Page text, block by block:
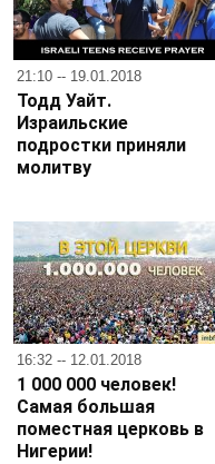
21:10 -- 19.01.2018
Тодд Уайт.
Израильские
подростки приняли
молитву
16:32 -- 12.01.2018
1 000 000 человек!
Самая большая
поместная церковь в
Нигерии!